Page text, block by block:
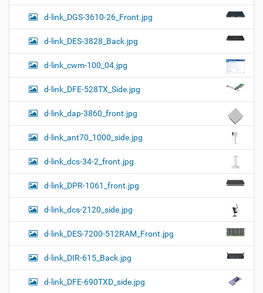
d-link_DGS-3610-26_Front.jpg
d-link_DES-3828_Back.jpg
d-link_cwm-100_04.jpg
d-link_DFE-528TX_Side.jpg
d-link_dap-3860_front.jpg
d-link_ant70_1000_side.jpg
d-link_dcs-34-2_front.jpg
d-link_DPR-1061_front.jpg
d-link_dcs-2120_side.jpg
d-link_DES-7200-512RAM_Front.jpg
d-link_DIR-615_Back.jpg
d-link_DFE-690TXD_side.jpg